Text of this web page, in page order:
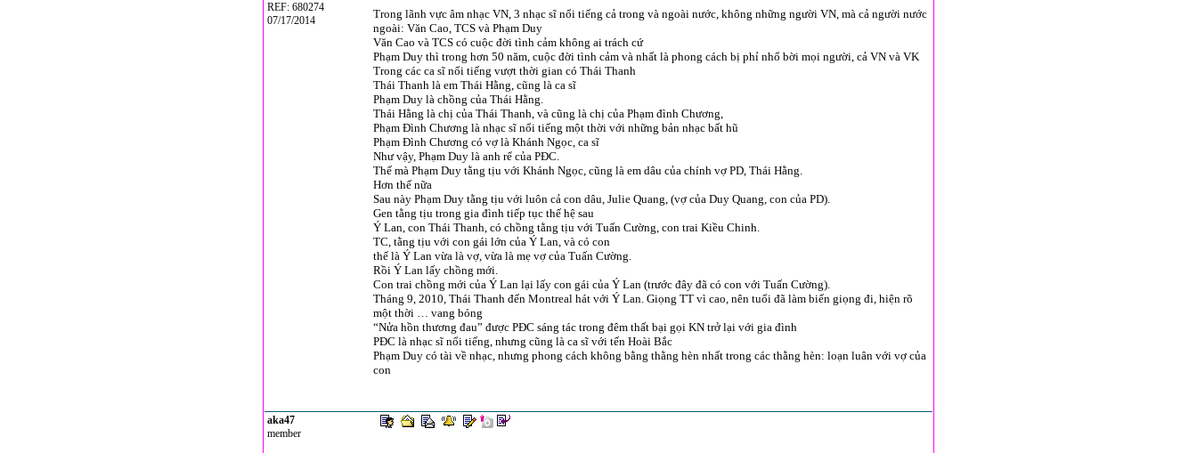
REF: 680274
07/17/2014
Trong lãnh vực âm nhạc VN, 3 nhạc sĩ nổi tiếng cả trong và ngoài nước, không những người VN, mà cả người nước
ngoài: Văn Cao, TCS và Phạm Duy
Văn Cao và TCS có cuộc đời tình cảm không ai trách cứ
Phạm Duy thì trong hơn 50 năm, cuộc đời tình cảm và nhất là phong cách bị phỉ nhổ bời mọi người, cả VN và VK
Trong các ca sĩ nổi tiếng vượt thời gian có Thái Thanh
Thái Thanh là em Thái Hằng, cũng là ca sĩ
Phạm Duy là chồng của Thái Hằng.
Thái Hằng là chị của Thái Thanh, và cũng là chị của Phạm đình Chương,
Phạm Đình Chương là nhạc sĩ nổi tiếng một thời với những bản nhạc bất hũ
Phạm Đình Chương có vợ là Khánh Ngọc, ca sĩ
Như vậy, Phạm Duy là anh rể của PĐC.
Thế mà Phạm Duy tằng tịu với Khánh Ngọc, cũng là em dâu của chính vợ PD, Thái Hằng.
Hơn thế nữa
Sau này Phạm Duy tằng tịu với luôn cả con dâu, Julie Quang, (vợ của Duy Quang, con của PD).
Gen tằng tịu trong gia đình tiếp tục thế hệ sau
Ý Lan, con Thái Thanh, có chồng tằng tịu với Tuấn Cường, con trai Kiều Chinh.
TC, tằng tịu với con gái lớn của Ý Lan, và có con
thế là Ý Lan vừa là vợ, vừa là mẹ vợ của Tuấn Cường.
Rồi Ý Lan lấy chồng mới.
Con trai chồng mới của Ý Lan lại lấy con gái của Ý Lan (trước đây đã có con với Tuấn Cường).
Tháng 9, 2010, Thái Thanh đến Montreal hát với Ý Lan. Giọng TT vì cao, nên tuổi đã làm biến giọng đi, hiện rõ
một thời … vang bóng
“Nửa hồn thương đau” được PĐC sáng tác trong đêm thất bại gọi KN trở lại với gia đình
PĐC là nhạc sĩ nổi tiếng, nhưng cũng là ca sĩ với tến Hoài Bắc
Phạm Duy có tài về nhạc, nhưng phong cách không bằng thằng hèn nhất trong các thằng hèn: loạn luân với vợ của
con
aka47
member